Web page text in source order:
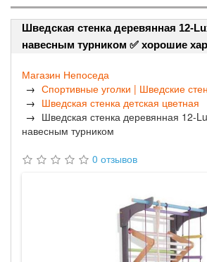
Шведская стенка деревянная 12-
навесным турником ✅ хорошие
Магазин Непоседа
Спортивные уголки | Шведские
Шведская стенка детская цветная
Шведская стенка деревянная 12-
навесным турником
0 отзывов